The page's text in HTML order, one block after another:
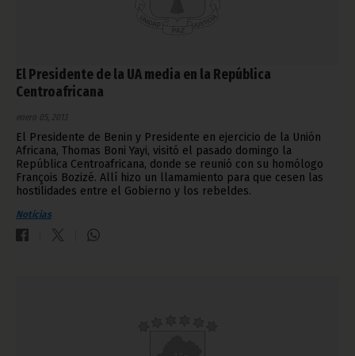
El Presidente de la UA media en la República
Centroafricana
enero 05, 2013
El Presidente de Benin y Presidente en ejercicio de la Unión
Africana, Thomas Boni Yayi, visitó el pasado domingo la
República Centroafricana, donde se reunió con su homólogo
François Bozizé. Allí hizo un llamamiento para que cesen las
hostilidades entre el Gobierno y los rebeldes.
Noticias